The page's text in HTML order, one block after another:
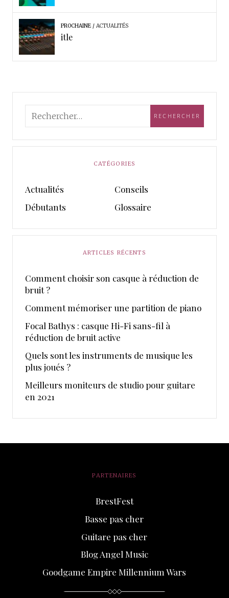
PROCHAINE ACTUALITÉS
itle
CATÉGORIES
Actualités
Conseils
Débutants
Glossaire
ARTICLES RÉCENTS
Comment choisir son casque à réduction de
bruit ?
Comment mémoriser une partition de piano
Focal Bathys : casque Hi-Fi sans-fil à
réduction de bruit active
Quels sont les instruments de musique les
plus joués ?
Meilleurs moniteurs de studio pour guitare
en 2021
PARTENAIRES
BrestFest
Basse pas cher
Guitare pas cher
Blog Angel Music
Goodgame Empire Millennium Wars